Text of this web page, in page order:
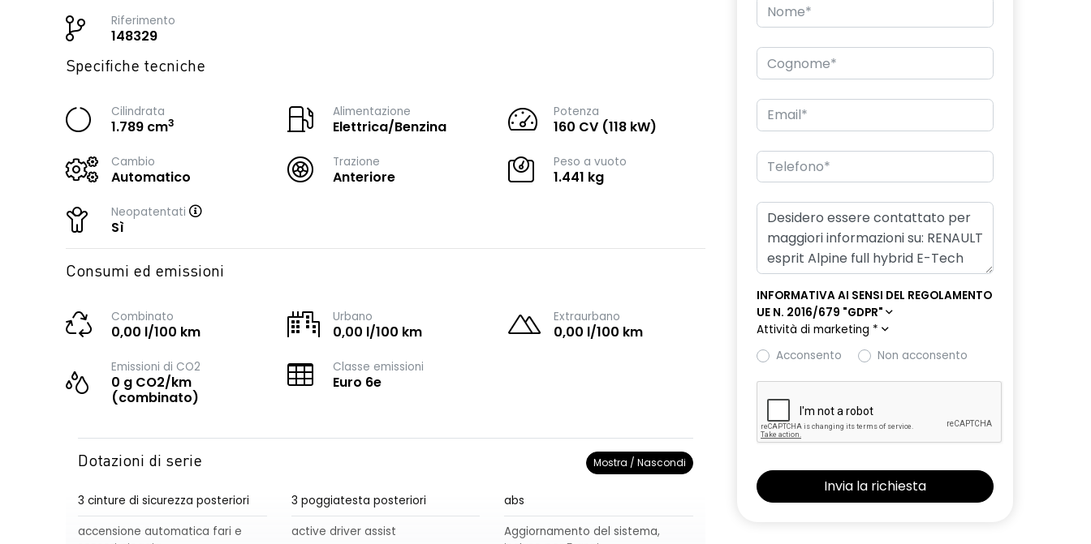
Riferimento
148329
Specifiche tecniche
Cilindrata
1.789 cm3
Alimentazione
Elettrica/Benzina
Potenza
160 CV (118 kW)
Cambio
Automatico
Trazione
Anteriore
Peso a vuoto
1.441 kg
Neopatentati
Sì
Consumi ed emissioni
Combinato
0,00 l/100 km
Urbano
0,00 l/100 km
Extraurbano
0,00 l/100 km
Emissioni di CO2
0 g CO2/km
(combinato)
Classe emissioni
Euro 6e
Dotazioni di serie Mostra / Nascondi
3 cinture di sicurezza posteriori 3 poggiatesta posteriori
abs
accensione automatica fari e
active driver assist
Aggiornamento del sistema,
INFORMATIVA AI SENSI DEL REGOLAMENTO
UE N. 2016/679 "GDPR"
Attività di marketing *
Acconsento
Non acconsento